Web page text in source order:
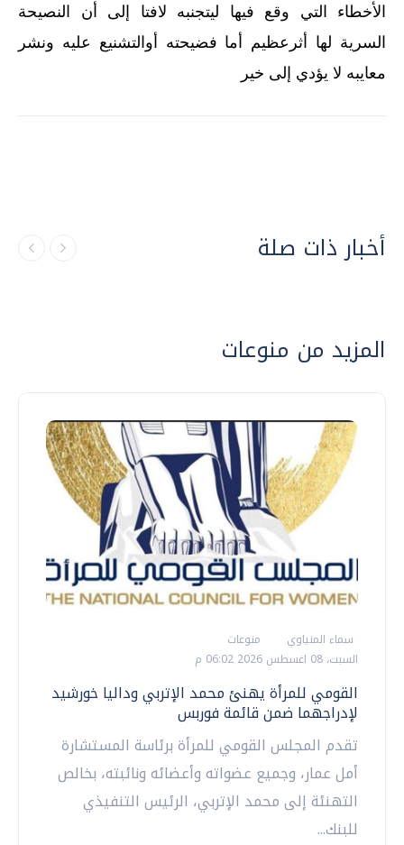
الأخطاء التي وقع فيها ليتجنبه لافتا إلى أن النصيحة
السرية لها أثرعظيم أما فضيحته أوالتشنيع عليه ونشر
معايبه لا يؤدي إلى خير
أخبار ذات صلة
المزيد من منوعات
سماء المنياوي
منوعات
السبت، 08 اغسطس 2026 06:02 م
القومي للمرأة يهنئ محمد الإتربي وداليا خورشيد
لإدراجهما ضمن قائمة فوربس
تقدم المجلس القومي للمرأة برئاسة المستشارة
أمل عمار، وجميع عضواته وأعضائه ونائبته، بخالص
التهنئة إلى محمد الإتربي، الرئيس التنفيذي
للبنك...